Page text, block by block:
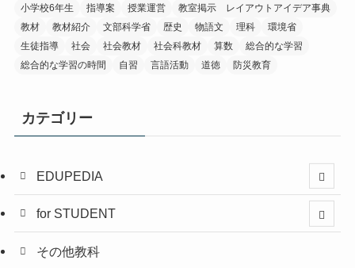
小学校6年生
指導案 授業運営
教室掲示 レイアウトアイデア事典
教材
教材紹介 文部科学省 歴史 物語文 理科
環境省
生徒指導
社会 社会教材 社会科教材 算数
総合的な学習
総合的な学習の時間
自習 言語活動 道徳 防災教育
カテゴリー
EDUPEDIA
for STUDENT
その他教科